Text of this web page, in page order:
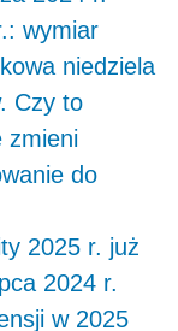
wymiar
niedziela
Czy to
zmieni
do
2025 r. już
2024 r.
w 2025